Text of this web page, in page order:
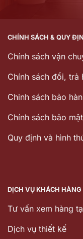
CHÍNH SÁCH & QUY
Chính sách vận
Chính sách đổi, trả
Chinh sách bảo
Chính sách bảo
Quy định và hình
DỊCH VỤ KHÁCH HÀNG
Tư vấn xem hàng
Dịch vụ thiết kế